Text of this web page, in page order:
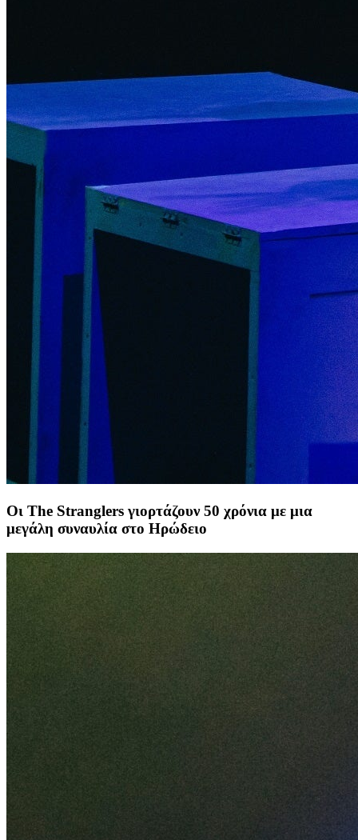
Οι The Stranglers γιορτάζουν 50 χρόνια με μια
μεγάλη συναυλία στο Ηρώδειο